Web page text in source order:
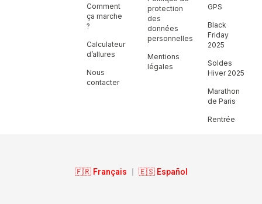
Comment
ça marche
?
Calculateur
d’allures
Nous
contacter
protection
des
données
personnelles
Mentions
légales
GPS
Black
Friday
2025
Soldes
Hiver 2025
Marathon
de Paris
Rentrée
🇫🇷 Français 🇪🇸 Español